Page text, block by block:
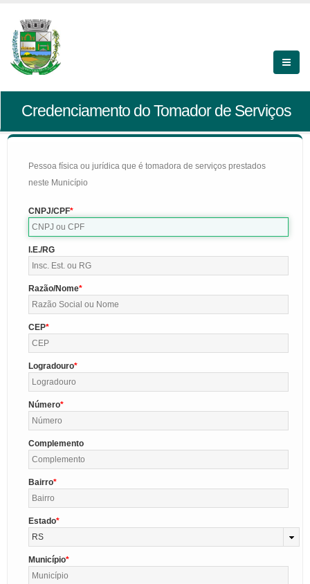
Credenciamento do Tomador de Serviços
Pessoa física ou jurídica que é tomadora de serviços prestados
neste Município
CNPJ/CPF
I.E./RG
Razão/Nome
CEP
Logradouro
Número
Complemento
Bairro
Estado
RS
Município